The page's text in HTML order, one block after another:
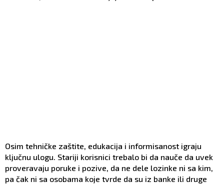
Osim tehničke zaštite, edukacija i informisanost igraju
ključnu ulogu. Stariji korisnici trebalo bi da nauče da uvek
proveravaju poruke i pozive, da ne dele lozinke ni sa kim,
pa čak ni sa osobama koje tvrde da su iz banke ili druge